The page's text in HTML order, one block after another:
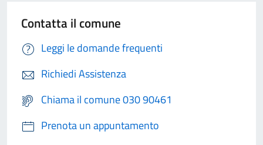
Contatta il comune
Leggi le domande frequenti
Richiedi Assistenza
Chiama il comune 030 90461
Prenota un appuntamento